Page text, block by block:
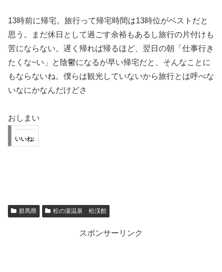
13時前に帰宅。旅行って帰宅時間は13時位がベストだと
思う。まだ休日として過ごす余裕もあるし旅行の片付けも
苦にならない。遅く帰れば帰るほど、翌日の朝「仕事行き
たくな~い」と陰鬱になるが早い帰宅だと、そんなことに
もならないね。僕らは観光していないから旅行とは呼べな
いなにかなんだけどさ
おしまい
いいね:
群馬県 松の湯温泉 松渓館
スポンサーリンク